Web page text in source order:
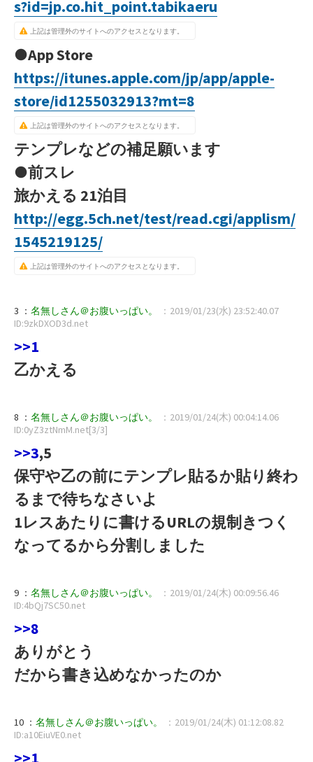
s?id=jp.co.hit_point.tabikaeru
上記は管理外のサイトへのアクセスとなります。
●App Store
https://itunes.apple.com/jp/app/apple-
store/id1255032913?mt=8
上記は管理外のサイトへのアクセスとなります。
テンプレなどの補足願います
●前スレ
旅かえる 21泊目
http://egg.5ch.net/test/read.cgi/applism/
1545219125/
上記は管理外のサイトへのアクセスとなります。
3 ： 名無しさん＠お腹いっぱい。
：2019/01/23(水) 23:52:40.07
ID:9zkDXOD3d.net
>>1
乙かえる
8 ： 名無しさん＠お腹いっぱい。
：2019/01/24(木) 00:04:14.06
ID:0yZ3ztNmM.net[3/3]
>>3,5
保守や乙の前にテンプレ貼るか貼り終わ
るまで待ちなさいよ
1レスあたりに書けるURLの規制きつく
なってるから分割しました
9 ： 名無しさん＠お腹いっぱい。
：2019/01/24(木) 00:09:56.46
ID:4bQj7SC50.net
>>8
ありがとう
だから書き込めなかったのか
10 ： 名無しさん＠お腹いっぱい。
：2019/01/24(木) 01:12:08.82
ID:a10EiuVE0.net
>>1